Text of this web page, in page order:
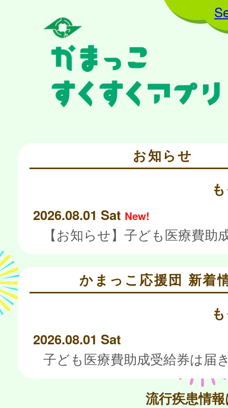
お知らせ
2026.08.01 Sat New!
かまっこ応援団 新着
2026.08.01 Sat
流行疾患情